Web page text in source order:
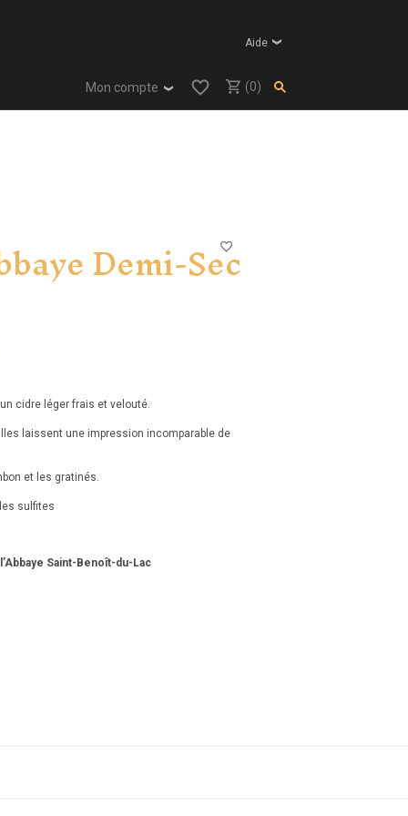
Aide
Mon compte (0)
Demi-Sec
un cidre léger frais et velouté.
laissent une impression incomparable de
et les gratinés.
sulfites
Saint-Benoît-du-Lac